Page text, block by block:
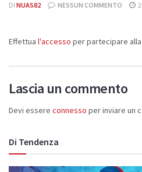
DI NUAS82 NESSUN COMMENTO
Effettua l'accesso per partecipare
Lascia un commento
Devi essere connesso per inviare un
Di Tendenza